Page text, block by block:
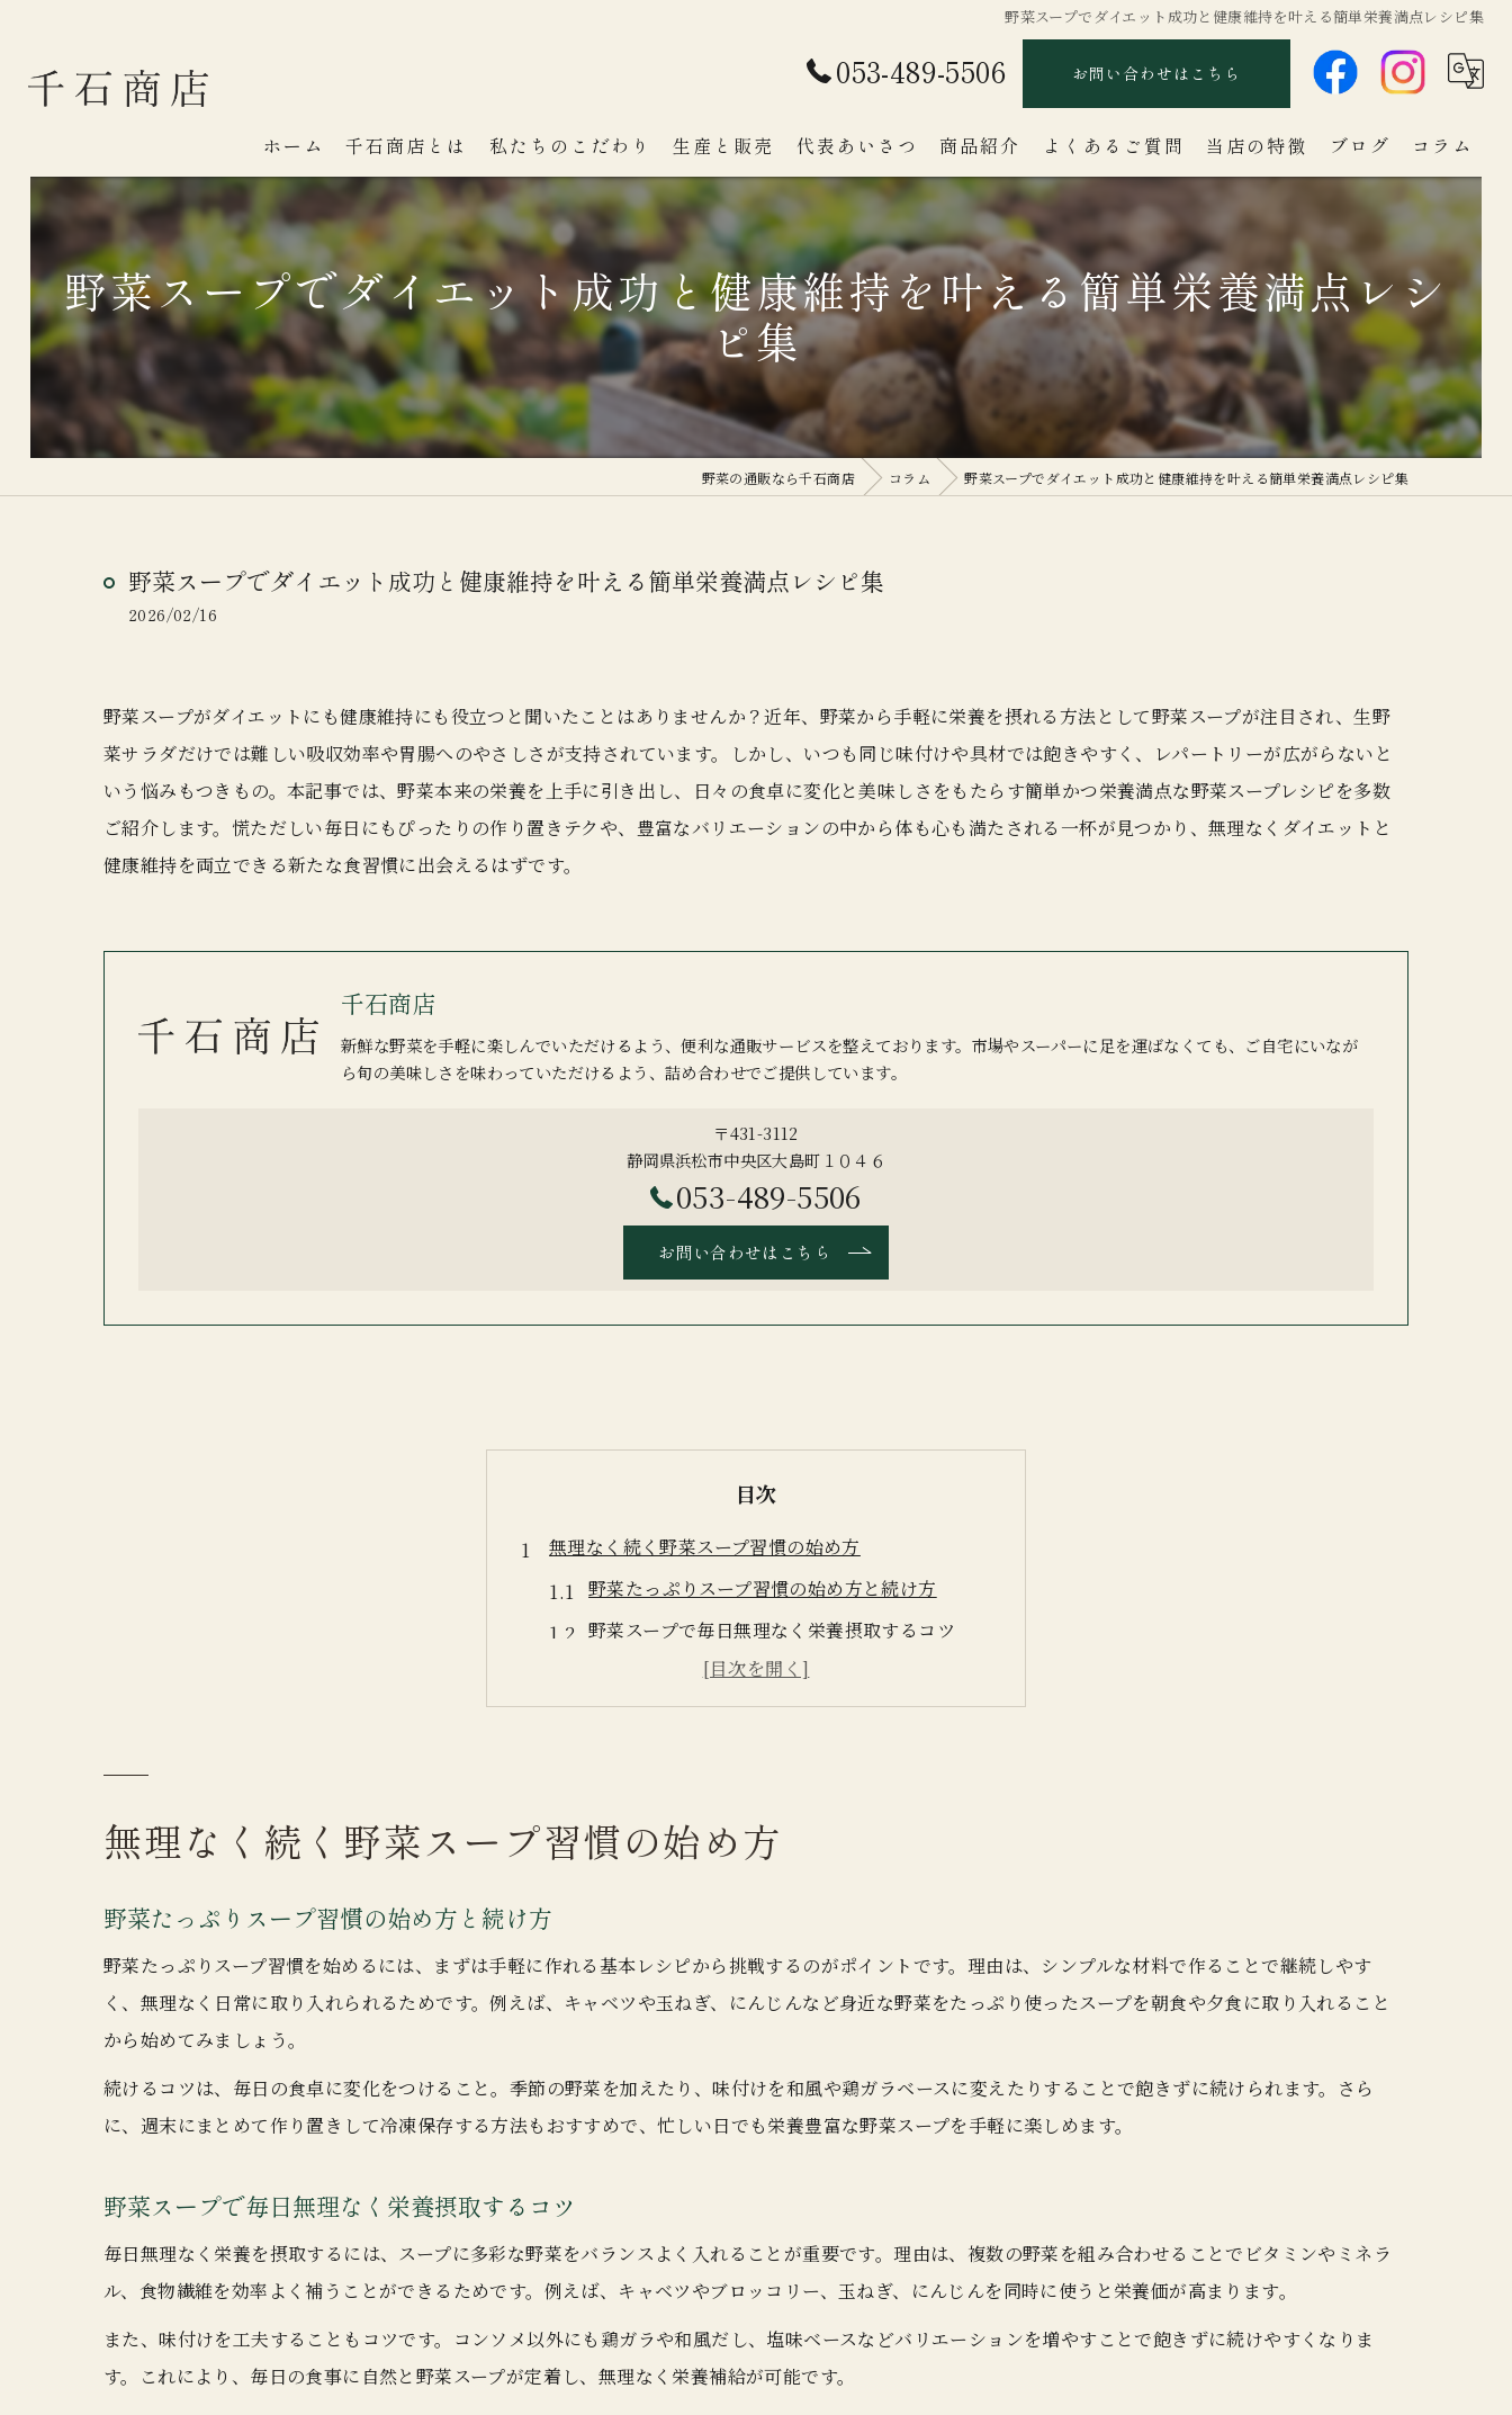
野菜スープでダイエット成功と健康維持を叶える簡単栄養満点レシピ集
053-489-5506 お問い合わせはこちら
ホーム 千石商店とは 私たちのこだわり 生産と販売 代表あいさつ 商品紹介 よくあるご質問 当店の特徴
旬野菜
新鮮
果物
直売所
ブログ コラム
野菜スープでダイエット成功と健康維持を叶える簡単栄養満点レシ
ピ集
野菜の通販なら千石商店 コラム 野菜スープでダイエット成功と健康維持を叶える簡単栄養満点レシピ集
野菜スープでダイエット成功と健康維持を叶える簡単栄養満点レシピ集
2026/02/16
野菜スープがダイエットにも健康維持にも役立つと聞いたことはありませんか？近年、野菜から手軽に栄養を摂れる方法として野菜スープが注目され、生野
菜サラダだけでは難しい吸収効率や胃腸へのやさしさが支持されています。しかし、いつも同じ味付けや具材では飽きやすく、レパートリーが広がらないと
いう悩みもつきもの。本記事では、野菜本来の栄養を上手に引き出し、日々の食卓に変化と美味しさをもたらす簡単かつ栄養満点な野菜スープレシピを多数
ご紹介します。慌ただしい毎日にもぴったりの作り置きテクや、豊富なバリエーションの中から体も心も満たされる一杯が見つかり、無理なくダイエットと
健康維持を両立できる新たな食習慣に出会えるはずです。
千石商店
新鮮な野菜を手軽に楽しんでいただけるよう、便利な通販サービスを整えております。市場やスーパーに足を運ばなくても、ご自宅にいなが
ら旬の美味しさを味わっていただけるよう、詰め合わせでご提供しています。
〒431-3112
静岡県浜松市中央区大島町１０４６
053-489-5506
お問い合わせはこちら
目次
無理なく続く野菜スープ習慣の始め方
野菜たっぷりスープ習慣の始め方と続け方
野菜スープで毎日無理なく栄養摂取するコツ
生野菜より手軽な野菜スープ生活のすすめ
野菜スープダイエットを気軽に始めるポイント
野菜スープダイエットの効果的な活用法解説
野菜スープダイエットを続ける食習慣のコツ
野菜の栄養で健康的に痩せるスープ活用術
野菜スープレシピ人気一位の簡単調理法紹介
コンソメ以外で楽しむ野菜スープレシピ集
野菜を味わう和風だしスープレシピの魅力
キャベツたっぷり野菜スープのアレンジ術
キャベツと野菜で作る多彩スープアレンジ例
キャベツ主役の野菜スープレシピ人気の理由
無理なく続く野菜スープ習慣の始め方
野菜たっぷりスープ習慣の始め方と続け方
野菜たっぷりスープ習慣を始めるには、まずは手軽に作れる基本レシピから挑戦するのがポイントです。理由は、シンプルな材料で作ることで継続しやす
く、無理なく日常に取り入れられるためです。例えば、キャベツや玉ねぎ、にんじんなど身近な野菜をたっぷり使ったスープを朝食や夕食に取り入れること
から始めてみましょう。
続けるコツは、毎日の食卓に変化をつけること。季節の野菜を加えたり、味付けを和風や鶏ガラベースに変えたりすることで飽きずに続けられます。さら
に、週末にまとめて作り置きして冷凍保存する方法もおすすめで、忙しい日でも栄養豊富な野菜スープを手軽に楽しめます。
野菜スープで毎日無理なく栄養摂取するコツ
毎日無理なく栄養を摂取するには、スープに多彩な野菜をバランスよく入れることが重要です。理由は、複数の野菜を組み合わせることでビタミンやミネラ
ル、食物繊維を効率よく補うことができるためです。例えば、キャベツやブロッコリー、玉ねぎ、にんじんを同時に使うと栄養価が高まります。
また、味付けを工夫することもコツです。コンソメ以外にも鶏ガラや和風だし、塩味ベースなどバリエーションを増やすことで飽きずに続けやすくなりま
す。これにより、毎日の食事に自然と野菜スープが定着し、無理なく栄養補給が可能です。